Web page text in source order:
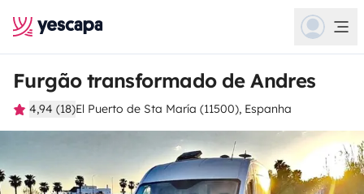
Furgão transformado de Andres
4,94 (18)El Puerto de Sta María (11500), Espanha